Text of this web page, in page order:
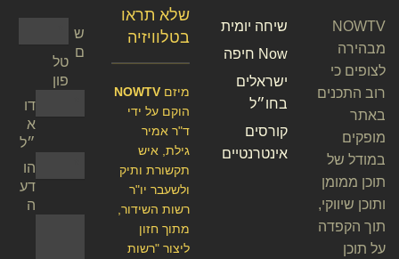
ש
ם
טל
פון
דו
א
״ל
הו
דע
ה
שלא תראו
בטלוויזיה
מיזם NOWTV
הוקם על ידי
ד"ר אמיר
גילת, איש
תקשורת ותיק
ולשעבר יו"ר
רשות השידור,
מתוך חזון
ליצור "רשות
שיחה יומית
Now חיפה
ישראלים
בחו״ל
קורסים
אינטרנטיים
NOWTV
מבהירה
לצופים כי
רוב התכנים
באתר
מופקים
במודל של
תוכן ממומן
ותוכן שיווקי,
תוך הקפדה
על תוכן